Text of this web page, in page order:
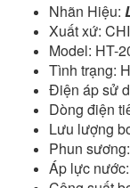
Nhãn Hiệu:
Xuất xứ:
Model: HT-
Tình trạng:
Điện áp sử
Dòng điện
Lưu lượng
Phun
Áp lực